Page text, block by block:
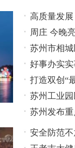
高质量发
周庄 今晚
苏州市相
好事办实
打造双创“
苏州工业
苏州发布
安全防范